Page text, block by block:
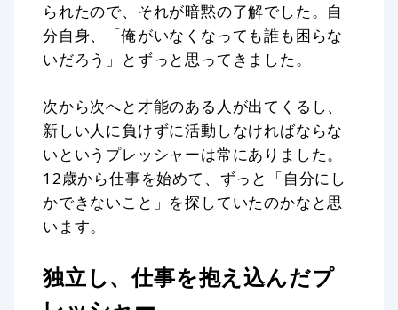
られたので、それが暗黙の了解でした。自
分自身、「俺がいなくなっても誰も困らな
いだろう」とずっと思ってきました。
次から次へと才能のある人が出てくるし、
新しい人に負けずに活動しなければならな
いというプレッシャーは常にありました。
12歳から仕事を始めて、ずっと「自分にし
かできないこと」を探していたのかなと思
います。
独立し、仕事を抱え込んだプ